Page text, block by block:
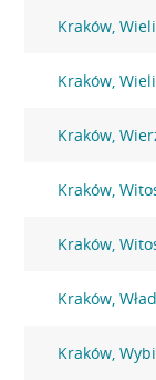
Kraków,
Kraków,
Kraków,
Kraków,
Kraków,
Kraków,
Kraków,